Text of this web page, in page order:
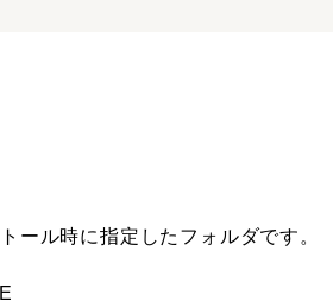
ル時に指定したフォルダです。